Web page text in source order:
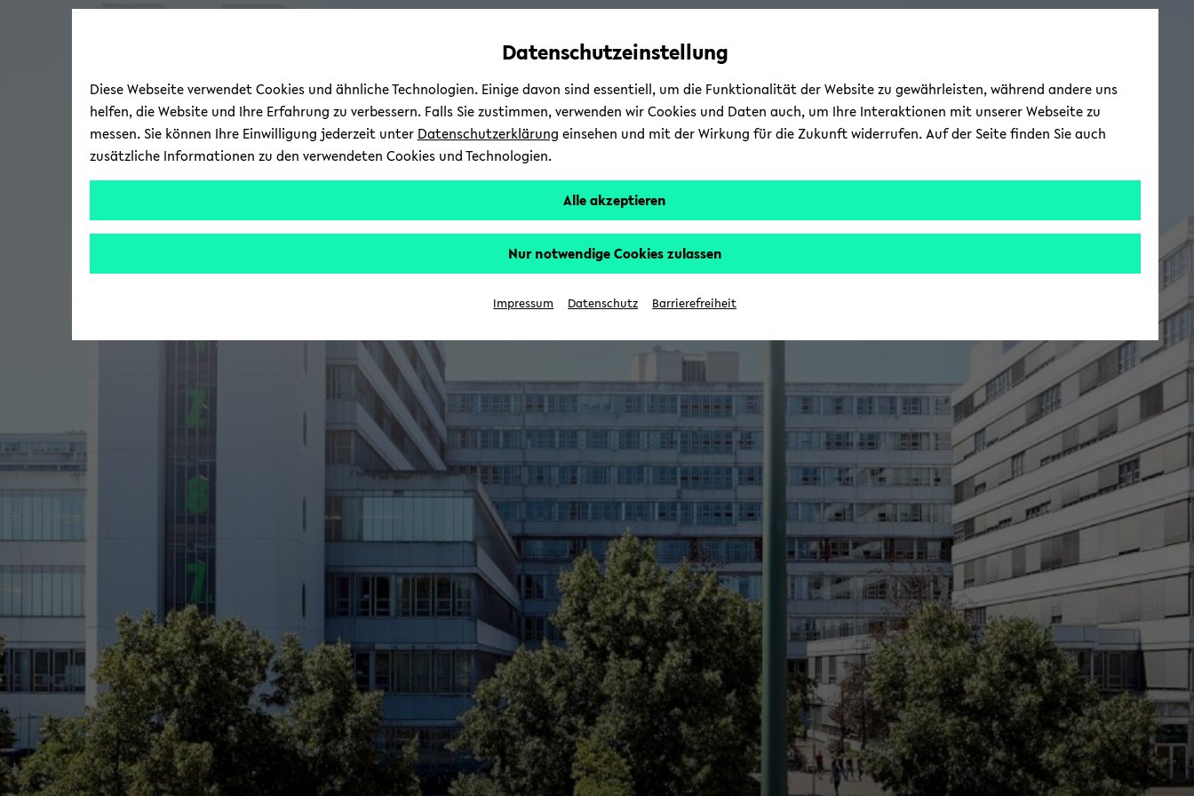
Automatische
vermeiden
zum
wechseln
zum
wechseln
zum
wechseln
Datenschutzeinstellung
Diese Webseite verwendet Cookies und ähnliche Technologien. Einige davon sind essentiell, um die Funktionalität der Website zu gewährleisten, während andere uns
helfen, die Website und Ihre Erfahrung zu verbessern. Falls Sie zustimmen, verwenden wir Cookies und Daten auch, um Ihre Interaktionen mit unserer Webseite zu
messen. Sie können Ihre Einwilligung jederzeit unter Datenschutzerklärung einsehen und mit der Wirkung für die Zukunft widerrufen. Auf der Seite finden Sie auch
zusätzliche Informationen zu den verwendeten Cookies und Technologien.
Alle akzeptieren
Nur notwendige Cookies zulassen
Impressum Datenschutz Barrierefreiheit